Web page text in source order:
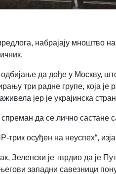
набрајају мноштво
да дође у Москву,
три радне групе, која
јер је украјинска
спреман да се лично
трик осуђен на неуспех“,
Зеленски је тврдио да је
западни савезници